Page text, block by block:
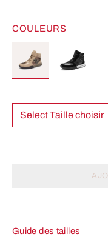
COULEURS
Select Taille choisir
Guide des tailles